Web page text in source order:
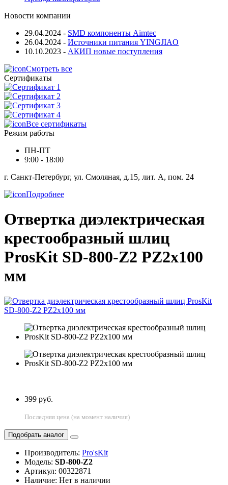
Новости компании
29.04.2024 - SMD компоненты Aimtec
26.04.2024 - Источники питания YINGJIAO
10.10.2023 - АКИП новые поступления
Смотреть все
Сертификаты
Все сертификаты
Режим работы
ПН-ПТ
9:00 - 18:00
г. Санкт-Петербург, ул. Смоляная, д.15, лит. А, пом. 24
Подробнее
Отвертка диэлектрическая
крестообразный шлиц
ProsKit SD-800-Z2 PZ2x100
мм
399 руб.
Последняя цена (на момент наличия)
Подобрать аналог
Производитель: Pro'sKit
Модель: SD-800-Z2
Артикул: 00322871
Наличие: Нет в наличии